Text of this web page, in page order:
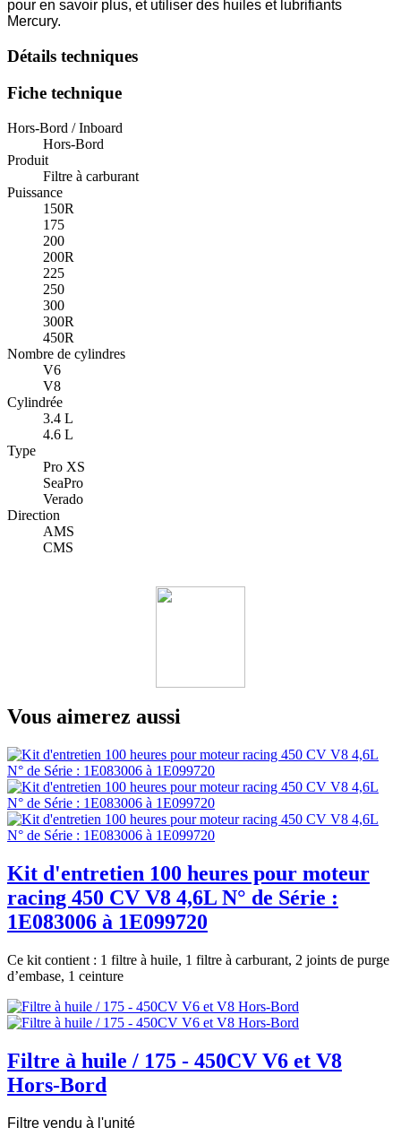
pour en savoir plus, et utiliser des huiles et lubrifiants
Mercury.
Détails techniques
Fiche technique
Hors-Bord / Inboard
Hors-Bord
Produit
Filtre à carburant
Puissance
150R
175
200
200R
225
250
300
300R
450R
Nombre de cylindres
V6
V8
Cylindrée
3.4 L
4.6 L
Type
Pro XS
SeaPro
Verado
Direction
AMS
CMS
Vous aimerez aussi
Kit d'entretien 100 heures pour moteur
racing 450 CV V8 4,6L N° de Série :
1E083006 à 1E099720
Ce kit contient : 1 filtre à huile, 1 filtre à carburant, 2 joints de purge
d’embase, 1 ceinture
Filtre à huile / 175 - 450CV V6 et V8
Hors-Bord
Filtre vendu à l'unité